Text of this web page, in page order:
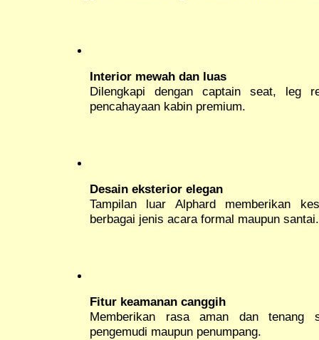
Interior mewah dan luas
Dilengkapi dengan captain seat, leg
pencahayaan kabin premium.
Desain eksterior elegan
Tampilan luar Alphard memberikan
berbagai jenis acara formal maupun santai.
Fitur keamanan canggih
Memberikan rasa aman dan tenang
pengemudi maupun penumpang.